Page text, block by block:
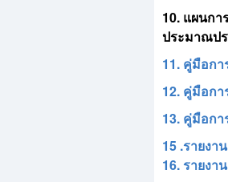
10. แผนก
ประมาณป
11. คู่มือก
12. คู่มือกา
13. คู่มือก
15 .รายงา
16. รายงา